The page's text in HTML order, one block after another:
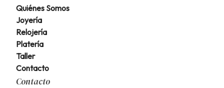
Quiénes Somos
Joyería
Relojería
Platería
Taller
Contacto
Contacto